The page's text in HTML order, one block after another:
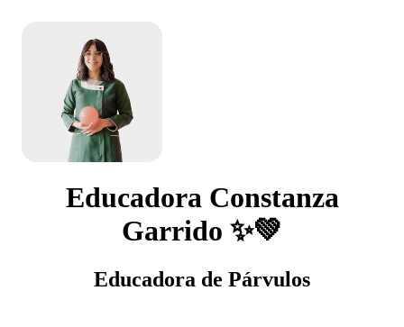
Educadora Constanza
Garrido ✨💚
Educadora de Párvulos